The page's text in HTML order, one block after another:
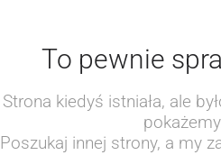
To pewnie
Strona kiedyś istniała, ale
Poszukaj innej strony, a my